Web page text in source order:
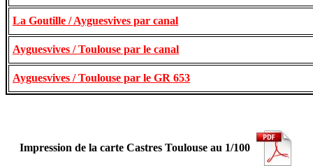
La Goutille / Ayguesvives par canal
Ayguesvives / Toulouse par le canal
Ayguesvives / Toulouse par le GR 653
Impression de la carte Castres Toulouse au 1/100